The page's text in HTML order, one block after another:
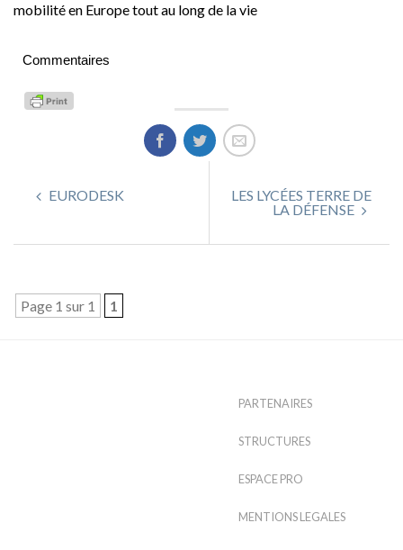
mobilité en Europe tout au long de la vie
Commentaires
EURODESK
LES LYCÉES TERRE DE
LA DÉFENSE
Page 1 sur 1 1
PARTENAIRES
STRUCTURES
ESPACE PRO
MENTIONS LEGALES